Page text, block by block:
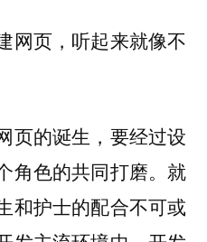
网页，听起来就像不
页的诞生，要经过设
角色的共同打磨。就
和护士的配合不可或